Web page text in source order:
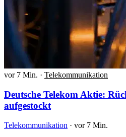
vor 7 Min. · Telekommunikation
Deutsche Telekom Aktie:
aufgestockt
Telekommunikation · vor 7 Min.